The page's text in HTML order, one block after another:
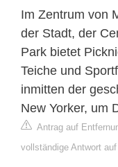
Im Zentrum von
der Stadt, der
Park bietet
Teiche und
inmitten der
New Yorker, um
Antrag auf
vollständige Antwort